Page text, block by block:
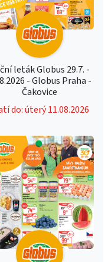
leták Globus 29.7. -
- Globus Praha -
Čakovice
do: úterý 11.08.2026